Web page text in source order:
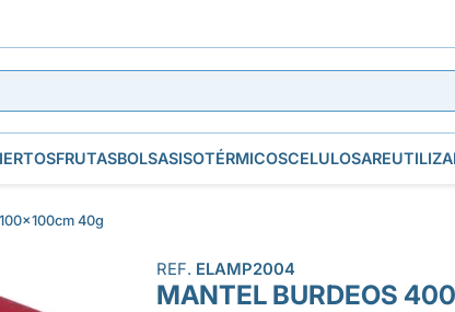
FRUTASBOLSASISOTÉRMICOSCELULOSA
40g
REF. ELAMP2004
MANTEL BURDEOS